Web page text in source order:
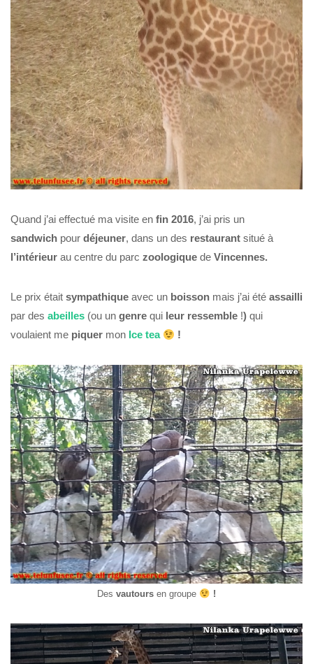
Quand j’ai effectué ma visite en fin 2016, j’ai pris un
sandwich pour déjeuner, dans un des restaurant situé à
l’intérieur au centre du parc zoologique de Vincennes.
Le prix était sympathique avec un boisson mais j’ai été assailli
par des abeilles (ou un genre qui leur ressemble !) qui
voulaient me piquer mon Ice tea !
Desvautours en groupe !